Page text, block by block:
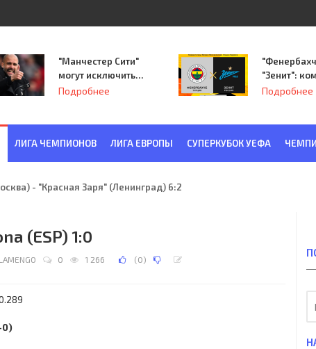
"Манчестер Сити"
могут исключить
из Лиги
Подробнее
"Зенит":
Семака
Подробнее
ЛИГА ЧЕМПИОНОВ ЛИГА ЕВРОПЫ СУПЕРКУБОК УЕФА
- "Красная Заря" (Ленинград) 6:2
(ESP) 1:0
0 1 266 (0)
0)